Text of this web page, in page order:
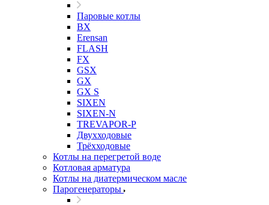
Паровые котлы
BX
Erensan
FLASH
FX
GSX
GX
GX S
SIXEN
SIXEN-N
TREVAPOR-P
Двухходовые
Трёхходовые
Котлы на перегретой воде
Котловая арматура
Котлы на диатермическом масле
Парогенераторы